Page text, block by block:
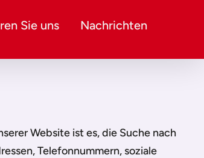
Sie uns Nachrichten
Website ist es, die Suche nach
Telefonnummern, soziale